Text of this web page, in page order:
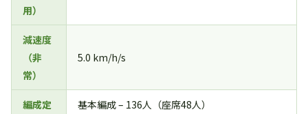
用）
減速度
（非
常）
5.0 km/h/s
編成定
基本編成 – 136人（座席48人）